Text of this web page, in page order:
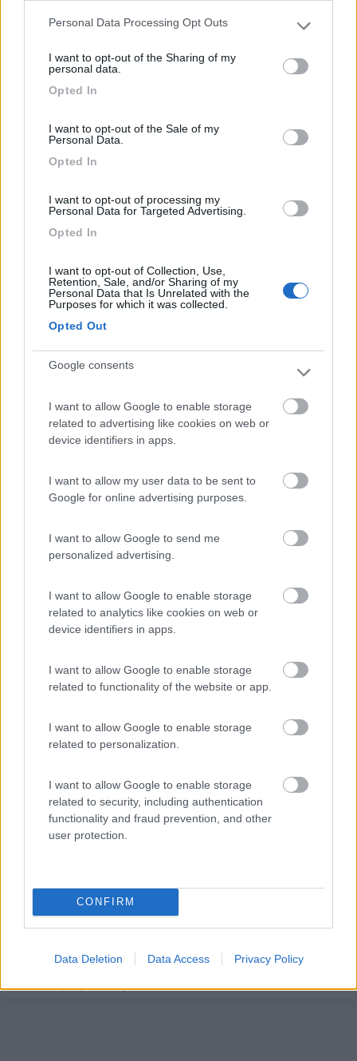
Please note that this website/app uses one or more Google
not limited to your visit or usage behaviour. You may click to
grant or deny consent to Google and its third-party tags to
use your data for below specified purposes in below Google
Personal Data Processing Opt Outs
I want to opt-out of the Sharing of my
personal data.
Opted In
I want to opt-out of the Sale of my
Personal Data.
Opted In
I want to opt-out of processing my
Personal Data for Targeted Advertising.
Opted In
I want to opt-out of Collection, Use,
Retention, Sale, and/or Sharing of my
Personal Data that Is Unrelated with the
Purposes for which it was collected.
Opted Out
Google consents
I want to allow Google to enable storage
related to advertising like cookies on web or
device identifiers in apps.
I want to allow my user data to be sent to
Google for online advertising purposes.
I want to allow Google to send me
personalized advertising.
I want to allow Google to enable storage
related to analytics like cookies on web or
device identifiers in apps.
I want to allow Google to enable storage
related to functionality of the website or app.
I want to allow Google to enable storage
related to personalization.
I want to allow Google to enable storage
related to security, including authentication
functionality and fraud prevention, and other
user protection.
CONFIRM
Data Deletion Data Access Privacy Policy
Pergine Valsugana (TN) - 55.8km
Loc. Valcanover
Campeggio
Club del Sole Due Laghi Levico Family
7,8 6
Servizi / Posizione
Situata tra il Lago di Levico e il Lago di Caldonazzo a c...
Levico Terme (TN) - 58.5km
Campeggio
Servizi / Posizione
Via Merano, 50, Fraz. Vilpiano